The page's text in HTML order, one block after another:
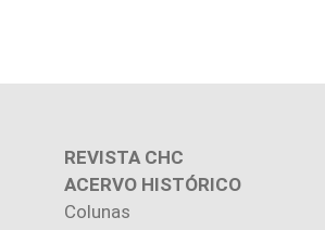
REVISTA CHC
ACERVO HISTÓRICO
Colunas